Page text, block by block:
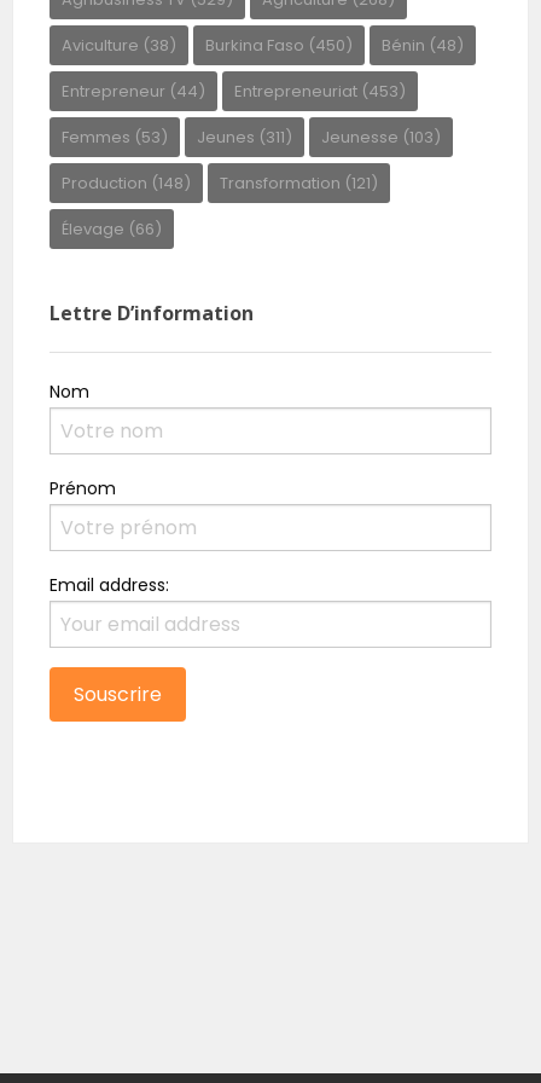
Aviculture (38) Burkina Faso (450) Bénin (48)
Entrepreneur (44) Entrepreneuriat (453)
Femmes (53) Jeunes (311) Jeunesse (103)
Production (148) Transformation (121)
Élevage (66)
Lettre D’information
Nom
Prénom
Email address: